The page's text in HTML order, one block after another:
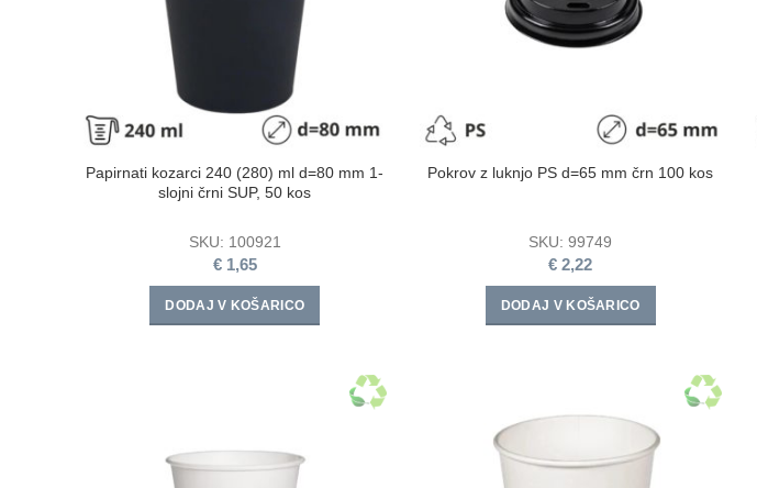
Papirnati kozarci 240 (280) ml d=80 mm 1-
slojni črni SUP, 50 kos
SKU: 100921
€ 1,65
DODAJ V KOŠARICO
Pokrov z luknjo PS d=65 mm črn 100 kos
SKU:99749
€2,22
DODAJ V KOŠARICO